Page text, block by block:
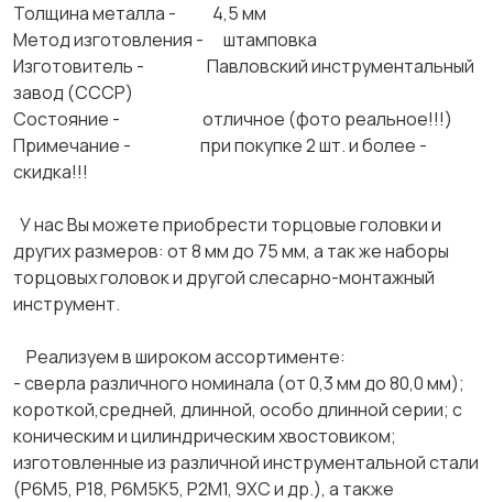
Толщина металла - 4,5 мм
Метод изготовления - штамповка
Изготовитель - Павловский инструментальный
завод (СССР)
Состояние - отличное (фото реальное!!!)
Примечание - при покупке 2 шт. и более -
скидка!!!
У нас Вы можете приобрести торцовые головки и
других размеров: от 8 мм до 75 мм, а так же наборы
торцовых головок и другой слесарно-монтажный
инструмент.
Реализуем в широком ассортименте:
- сверла различного номинала (от 0,3 мм до 80,0 мм);
короткой,средней, длинной, особо длинной серии; с
коническим и цилиндрическим хвостовиком;
изготовленные из различной инструментальной стали
(Р6М5, Р18, Р6М5К5, Р2М1, 9ХС и др.), а также